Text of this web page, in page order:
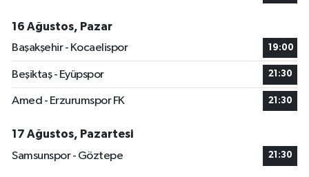
16 Ağustos, Pazar
Başakşehir - Kocaelispor
19:00
Beşiktaş - Eyüpspor 21:30
Amed - Erzurumspor FK 21:30
17 Ağustos, Pazartesi
Samsunspor - Göztepe
21:30